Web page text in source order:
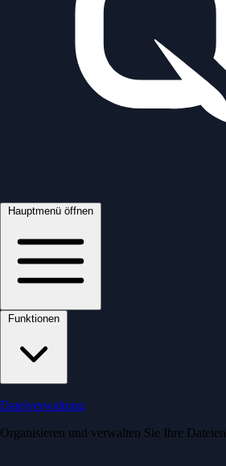
Hauptmenü öffnen
Dateiverwaltung
Organisieren und verwalten Sie Ihre Dateien